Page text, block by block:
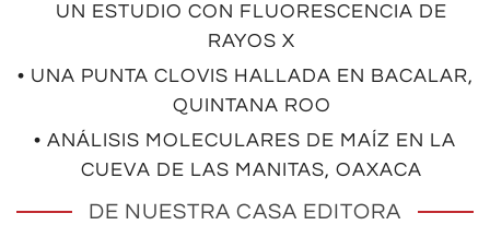
UN ESTUDIO CON FLUORESCENCIA DE
RAYOS X
• UNA PUNTA CLOVIS HALLADA EN BACALAR,
QUINTANA ROO
• ANÁLISIS MOLECULARES DE MAÍZ EN LA
CUEVA DE LAS MANITAS, OAXACA
DE NUESTRA CASA EDITORA